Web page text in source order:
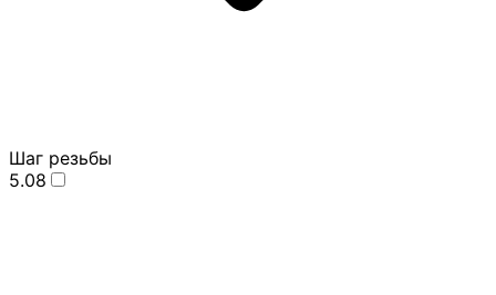
Шаг резьбы
5.08